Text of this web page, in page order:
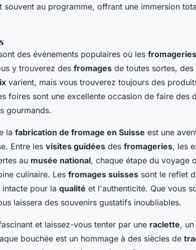
souvent au programme, offrant une immersion
des événements populaires où les fromageries
y trouverez des fromages de toutes sortes,
varient, mais vous trouverez toujours des
foires sont une excellente occasion de faire des
gourmands.
la fabrication de fromage en Suisse est une
Entre les visites guidées des fromageries, les
au musée national, chaque étape du voyage
culinaire. Les fromages suisses sont le reflet
pour la qualité et l'authenticité. Que vous
laissera des souvenirs gustatifs inoubliables.
et laissez-vous tenter par une raclette, un
bouchée est un hommage à des siècles de